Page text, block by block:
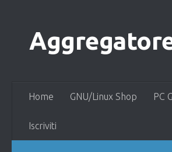
Home GNU/Linux Shop PC
Iscriviti